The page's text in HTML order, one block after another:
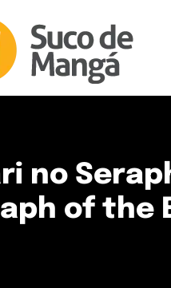
no
of the